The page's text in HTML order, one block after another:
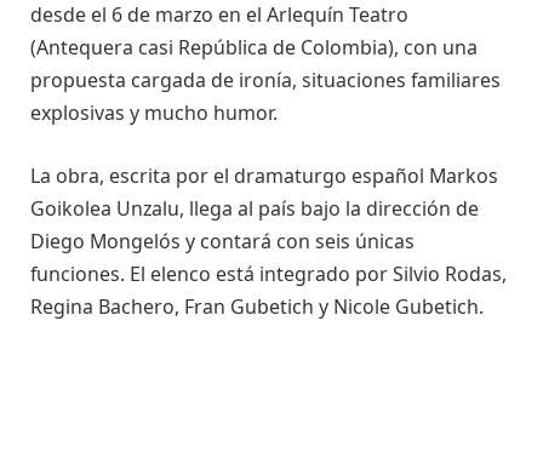
desde el 6 de marzo en el Arlequín Teatro
(Antequera casi República de Colombia), con una
propuesta cargada de ironía, situaciones familiares
explosivas y mucho humor.
La obra, escrita por el dramaturgo español Markos
Goikolea Unzalu, llega al país bajo la dirección de
Diego Mongelós y contará con seis únicas
funciones. El elenco está integrado por Silvio Rodas,
Regina Bachero, Fran Gubetich y Nicole Gubetich.